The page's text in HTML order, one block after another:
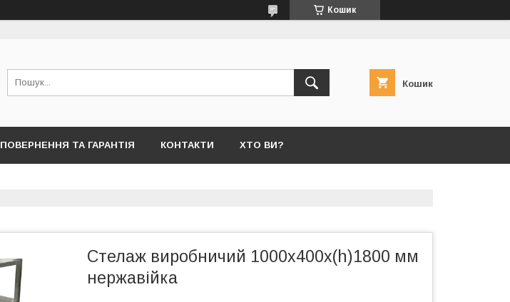
Кошик
Кошик
ПОВЕРНЕННЯ ТА ГАРАНТІЯ КОНТАКТИ ХТО ВИ?
Стелаж виробничий 1000х400х(h)1800 мм
нержавійка